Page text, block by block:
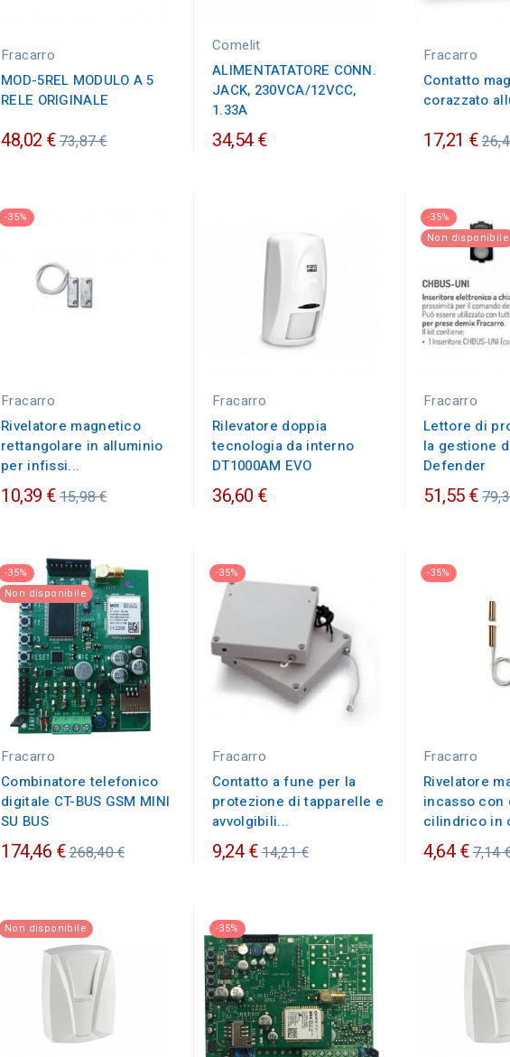
Fracarro
MOD-5REL MODULO A 5
RELE ORIGINALE
48,02 €Prezzo
73,87 €
Comelit
ALIMENTATATORE CONN.
JACK, 230VCA/12VCC,
1.33A
34,54 €
Fracarro
Contatto
corazzato
17,21 €
-35%
Fracarro
Rivelatore magnetico
rettangolare in alluminio
per infissi...
10,39 €Prezzo
15,98 €
Fracarro
Rilevatore doppia
tecnologia da interno
DT1000AM EVO
36,60 €
-35%
Non disponibile
Fracarro
Lettore di
la gestione
Defender
51,55 €
-35%
Non disponibile
Fracarro
Combinatore telefonico
digitale CT-BUS GSM MINI
SU BUS
174,46 €Prezzo
268,40 €
-35%
Fracarro
Contatto a fune per la
protezione di tapparelle e
avvolgibili...
9,24 €Prezzo
14,21 €
-35%
Fracarro
Rivelatore
incasso con
cilindrico in
4,64 €7,14
Non disponibile -35%